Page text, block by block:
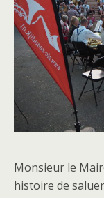
Monsieur le
histoire de